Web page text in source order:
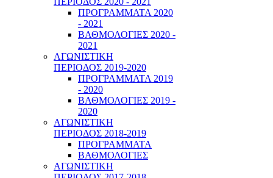
ΠΡΟΓΡΑΜΜΑΤΑ 2020
- 2021
ΒΑΘΜΟΛΟΓΙΕΣ 2020 -
2021
ΑΓΩΝΙΣΤΙΚΗ
ΠΕΡΙΟΔΟΣ 2019-2020
ΠΡΟΓΡΑΜΜΑΤΑ 2019
- 2020
ΒΑΘΜΟΛΟΓΙΕΣ 2019 -
2020
ΑΓΩΝΙΣΤΙΚΗ
ΠΕΡΙΟΔΟΣ 2018-2019
ΠΡΟΓΡΑΜΜΑΤΑ
ΒΑΘΜΟΛΟΓΙΕΣ
ΑΓΩΝΙΣΤΙΚΗ